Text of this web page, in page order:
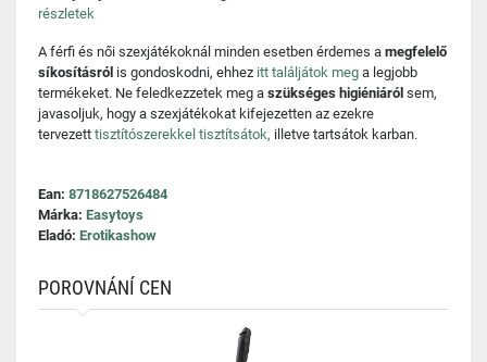
részletek
A férfi és női szexjátékoknál minden esetben érdemes a megfelelő
síkosításról is gondoskodni, ehhez itt találjátok meg a legjobb
termékeket. Ne feledkezzetek meg a szükséges higiéniáról sem,
javasoljuk, hogy a szexjátékokat kifejezetten az ezekre
tervezett tisztítószerekkel tisztítsátok, illetve tartsátok karban.
Ean: 8718627526484
Márka: Easytoys
Eladó: Erotikashow
POROVNÁNÍ CEN